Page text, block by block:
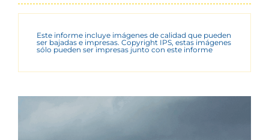
Este informe incluye imágenes de calidad que pueden
ser bajadas e impresas. Copyright IPS, estas imágenes
sólo pueden ser impresas junto con este informe